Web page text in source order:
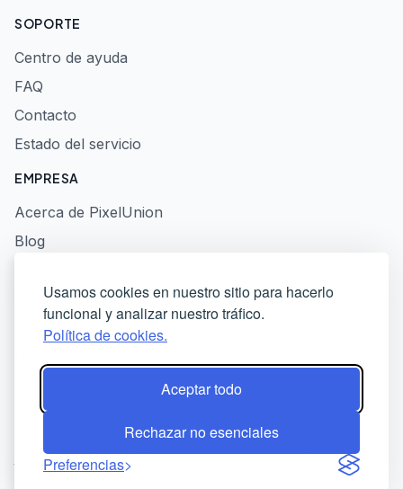
Usamos cookies en nuestro sitio para hacerlo
funcional y analizar nuestro tráfico.
Política de cookies.
Aceptar todo
Rechazar no esenciales
Preferencias
SOPORTE
Centro de ayuda
FAQ
Contacto
Estado del servicio
EMPRESA
Acerca de PixelUnion
Blog
Política de privacidad
Términos de servicio
© 2026 PixelUnion - Libera tus fotos de las plataformas
tecnológicas estadounidenses. All rights reserved.